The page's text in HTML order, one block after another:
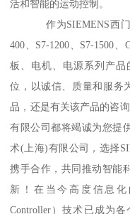
活和智能的运动控制。
作为SIEMENS西门子
400、S7-1200、S7-1500
板、电机、电源系列产
位，以诚信、质量和服务
品，还是有关该产品的咨
有限公司都将竭诚为您提
术(上海)有限公司，选择
携手合作，共同推动智能
新！在当今高度信息化
Controller）技术已成为